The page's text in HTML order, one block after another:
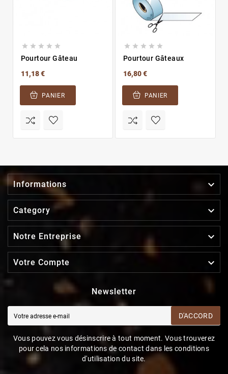
    
Pourtour Gâteau
11,18 €
PANIER
    
Pourtour Gâteaux
16,80 €
PANIER
Informations 
Category 
Notre Entreprise 
Votre Compte 
Newsletter
D'ACCORD
Vous pouvez vous désinscrire à tout moment. Vous trouverez
pour cela nos informations de contact dans les conditions
d'utilisation du site.